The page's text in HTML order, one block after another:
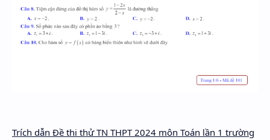
Trích dẫn Đề thi thử TN THPT 2024 môn Toán lần 1 trường